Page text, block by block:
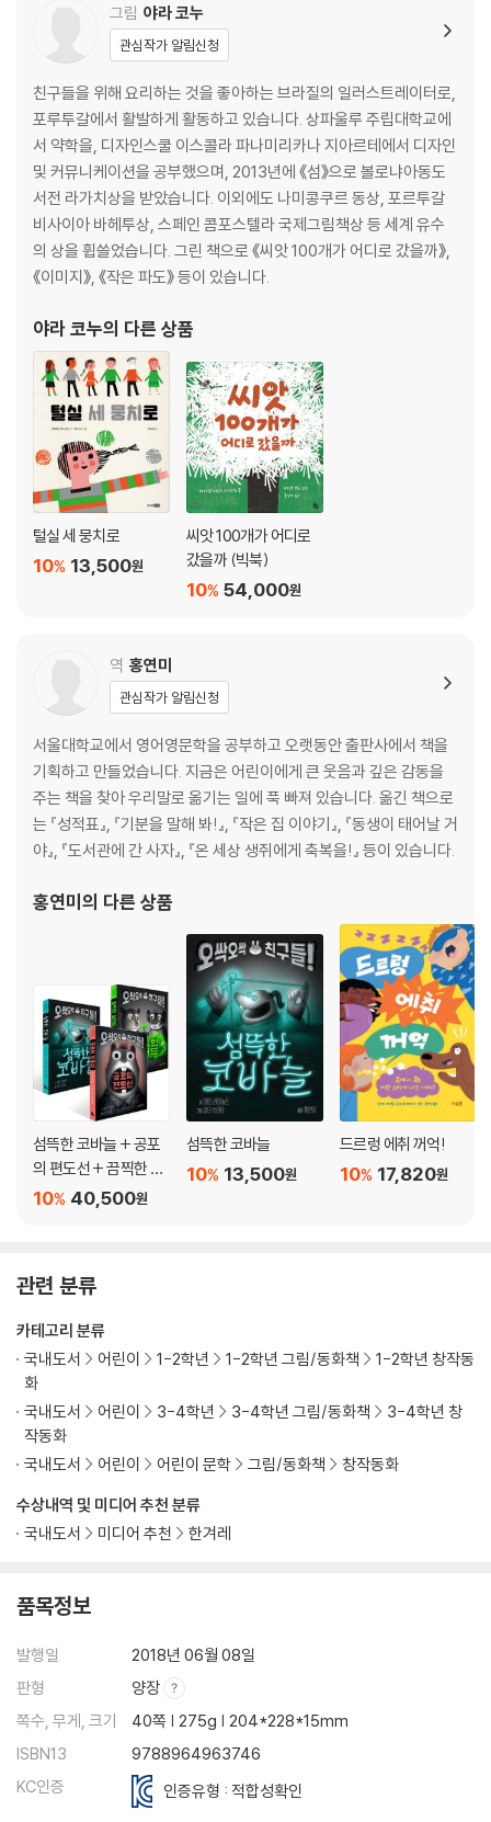
그림 야라 코누
관심작가 알림신청
친구들을 위해 요리하는 것을 좋아하는 브라질의 일러스트레이터로,
포루투갈에서 활발하게 활동하고 있습니다. 상파울루 주립대학교에
서 약학을, 디자인스쿨 이스콜라 파나미리카나 지아르테에서 디자인
및 커뮤니케이션을 공부했으며, 2013년에 《섬》으로 볼로냐아동도
서전 라가치상을 받았습니다. 이외에도 나미콩쿠르 동상, 포르투갈
비사이아 바헤투상, 스페인 콤포스텔라 국제그림책상 등 세계 유수
의 상을 휩쓸었습니다. 그린 책으로 《씨앗 100개가 어디로 갔을까》,
《이미지》, 《작은 파도》 등이 있습니다.
야라 코누의 다른 상품
털실 세 뭉치로
13,500원
10%
씨앗 100개가 어디로
갔을까 (빅북)
54,000원
10%
역 홍연미
관심작가 알림신청
서울대학교에서 영어영문학을 공부하고 오랫동안 출판사에서 책을
기획하고 만들었습니다. 지금은 어린이에게 큰 웃음과 깊은 감동을
주는 책을 찾아 우리말로 옮기는 일에 푹 빠져 있습니다. 옮긴 책으로
는 『성적표』, 『기분을 말해 봐!』, 『작은 집 이야기』, 『동생이 태어날 거
야』, 『도서관에 간 사자』, 『온 세상 생쥐에게 축복을!』 등이 있습니다.
홍연미의 다른 상품
섬뜩한 코바늘 + 공포
의 편도선 + 끔찍한 샐
러드 세트40,500원
10%
섬뜩한 코바늘
13,500원
10%
드르렁 에취 꺼억!
17,820원
10%
관련 분류
수상내역 및 미디어 추천 분류
국내도서
미디어 추천 한겨레
카테고리 분류
국내도서
어린이 1-2학년 1-2학년 그림/동화책
1-2학년 창작동
화
국내도서
어린이 3-4학년 3-4학년 그림/동화책
3-4학년 창
작동화
국내도서
어린이 어린이 문학 그림/동화책 창작동화
품목정보
발행일
2018년 06월 08일
판형
양장
쪽수, 무게, 크기
40쪽 | 275g | 204*228*15mm
ISBN13
9788964963746
KC인증
인증유형 : 적합성확인